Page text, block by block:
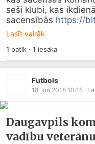
seši klubi, kas
sacensībās https://
Lasīt vairāk
1 patīk ·1 iesaka
Futbols
18. jūn 2018 10:15 ·
Daugavpils
vadību